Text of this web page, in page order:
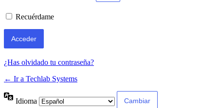
Recuérdame
¿Has olvidado tu contraseña?
← Ir a Techlab Systems
Idioma